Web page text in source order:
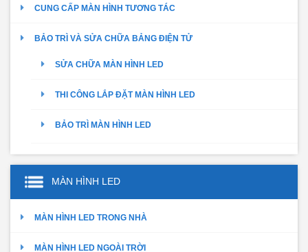
CUNG CẤP MÀN HÌNH TƯƠNG TÁC
BẢO TRÌ VÀ SỬA CHỮA BẢNG ĐIỆN TỬ
SỬA CHỮA MÀN HÌNH LED
THI CÔNG LẮP ĐẶT MÀN HÌNH LED
BẢO TRÌ MÀN HÌNH LED
MÀN HÌNH LED
MÀN HÌNH LED TRONG NHÀ
MÀN HÌNH LED NGOÀI TRỜI